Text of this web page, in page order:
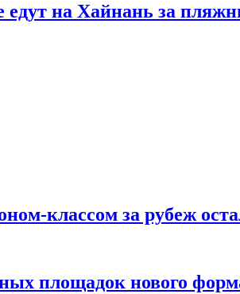
едут на Хайнань за
классом за рубеж
площадок нового